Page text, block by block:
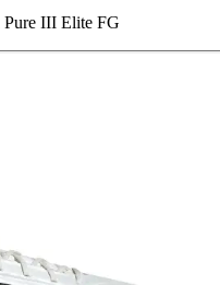
Pure III Elite FG